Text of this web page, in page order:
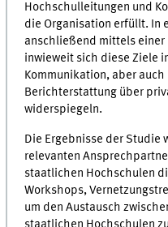
Hochschulleitungen und
die Organisation erfüllt. In
anschließend mittels
inwieweit sich diese Ziele
Kommunikation, aber
Berichterstattung über
widerspiegeln.
Die Ergebnisse der Studie
relevanten
staatlichen Hochschulen
Workshops,
um den Austausch
staatlichen Hochschulen